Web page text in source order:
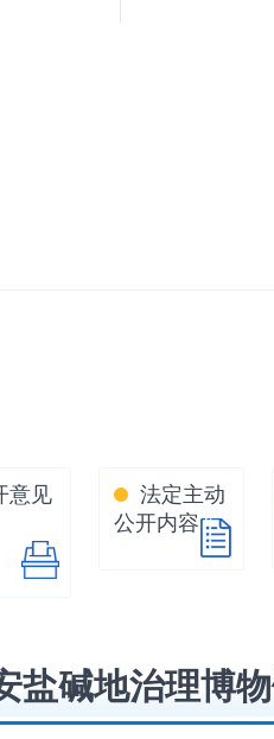
意见
法定主动
公开内容
盐碱地治理博